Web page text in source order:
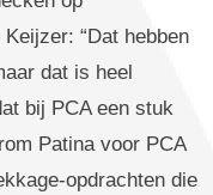
“Dat hebben
dat is heel
bij PCA een stuk
Patina voor PCA
opdrachten die